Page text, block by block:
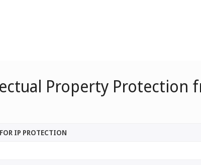
Property Protection
IP PROTECTION